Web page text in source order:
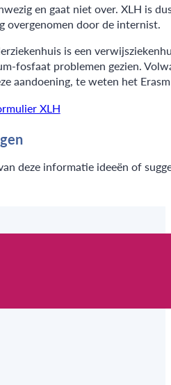
en gaat niet over. XLH is
overgenomen door de internist.
is een
fosfaat problemen gezien.
aandoening, te weten het
XLH
deze informatie ideeën of